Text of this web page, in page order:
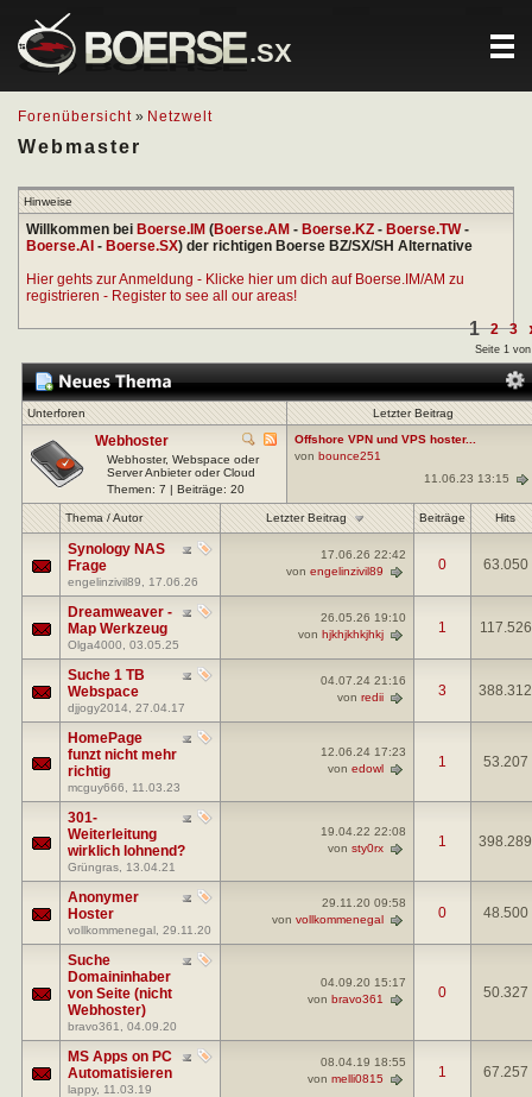
.SX
Forenübersicht » Netzwelt
Webmaster
Hinweise
Willkommen bei Boerse.IM (Boerse.AM - Boerse.KZ - Boerse.TW-
Boerse.AI - Boerse.SX) der richtigen Boerse BZ/SX/SH Alternative
Hier gehts zur Anmeldung - Klicke hier um dich auf Boerse.IM/AM zu
registrieren - Register to see all our areas!
1 2 3
Seite 1
Unterforen Letzter Beitrag
Webhoster
Webhoster, Webspace oder
Server Anbieter oder Cloud
Themen: 7 | Beiträge: 20
Offshore VPN und VPS hoster...
von bounce251
11.06.23 13:15
Thema/Autor Letzter Beitrag Beiträge Hits
Synology NAS
Frage
engelinzivil89 , 17.06.26
17.06.26 22:42
von engelinzivil89 0 63.050
Dreamweaver -
Map Werkzeug
Olga4000 , 03.05.25
26.05.26 19:10
von hjkhjkhkjhkj 1 117.526
Suche 1 TB
Webspace
djjogy2014 , 27.04.17
04.07.24 21:16
von redii 3 388.312
HomePage
funzt nicht mehr
richtig
mcguy666 , 11.03.23
12.06.24 17:23
von edowl 1 53.207
301-
Weiterleitung
wirklich lohnend?
Grüngras , 13.04.21
19.04.22 22:08
von sty0rx 1 398.289
Anonymer
Hoster
vollkommenegal , 29.11.20
29.11.20 09:58
von vollkommenegal 0 48.500
Suche
Domaininhaber
von Seite (nicht
Webhoster)
bravo361 , 04.09.20
04.09.20 15:17
von bravo361 0 50.327
MS Apps on PC
Automatisieren
lappy, 11.03.19
08.04.19 18:55
von melli0815 1 67.257